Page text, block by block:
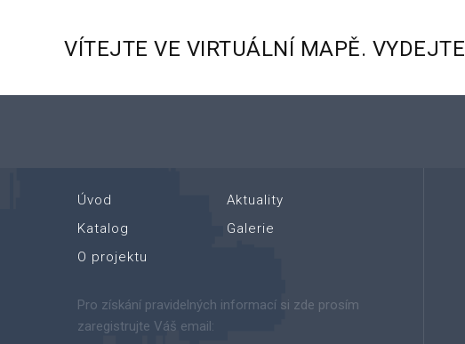
VÍTEJTE VE VIRTUÁLNÍ MAPĚ. VYDEJTE
Úvod
Katalog
O projektu
Aktuality
Galerie
Pro získání pravidelných informací si zde prosím
zaregistrujte Váš email: